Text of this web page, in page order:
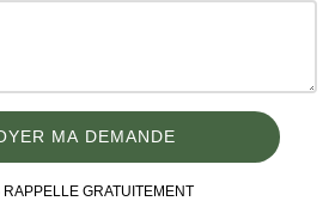
GRATUITEMENT